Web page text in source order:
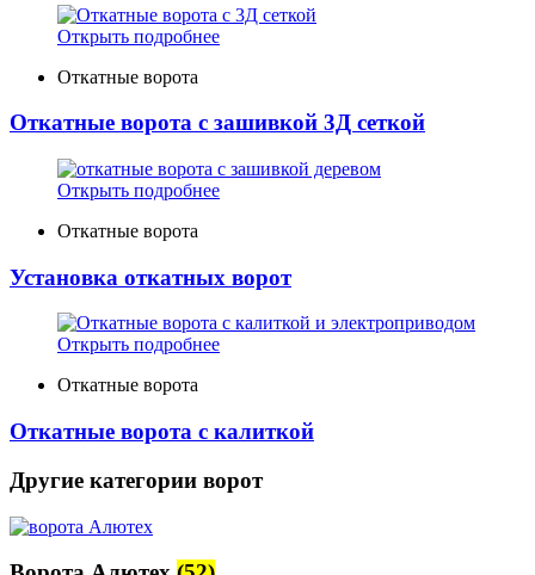
Открыть подробнее
Откатные ворота
Откатные ворота с зашивкой 3Д сеткой
Открыть подробнее
Откатные ворота
Установка откатных ворот
Открыть подробнее
Откатные ворота
Откатные ворота с калиткой
Другие категории ворот